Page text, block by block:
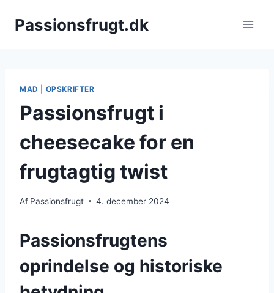
Passionsfrugt.dk
MAD OPSKRIFTER
Passionsfrugt i
cheesecake for en
frugtagtig twist
Af Passionsfrugt 4. december 2024
Passionsfrugtens
oprindelse og historiske